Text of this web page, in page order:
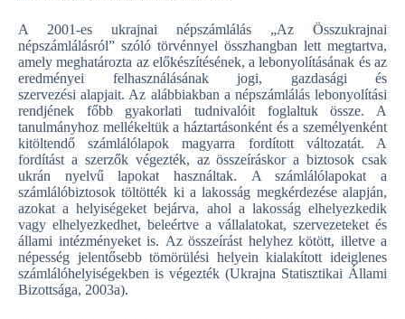
A 2001-es ukrajnai népszámlálás „Az Összukrajnai
népszámlálásról” szóló törvénnyel összhangban lett megtartva,
amely meghatározta az előkészítésének, a lebonyolításának és az
eredményei felhasználásának jogi, gazdasági és
szervezési alapjait. Az alábbiakban a népszámlálás lebonyolítási
rendjének főbb gyakorlati tudnivalóit foglaltuk össze. A
tanulmányhoz mellékeltük a háztartásonként és a személyenként
kitöltendő számlálólapok magyarra fordított változatát. A
fordítást a szerzők végezték, az összeíráskor a biztosok csak
ukrán nyelvű lapokat használtak. A számlálólapokat a
számlálóbiztosok töltötték ki a lakosság megkérdezése alapján,
azokat a helyiségeket bejárva, ahol a lakosság elhelyezkedik
vagy elhelyezkedhet, beleértve a vállalatokat, szervezeteket és
állami intézményeket is. Az összeírást helyhez kötött, illetve a
népesség jelentősebb tömörülési helyein kialakított ideiglenes
számlálóhelyiségekben is végezték (Ukrajna Statisztikai Állami
Bizottsága, 2003a).